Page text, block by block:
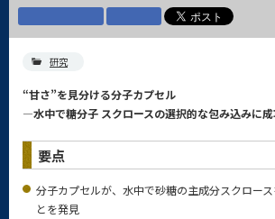
研究
“甘さ”を見分ける分子カプセル
―水中で糖分子 スクロースの選択的な包み込みに
要点
分子カプセルが、水中で砂糖の主成分スクロー
とを発見